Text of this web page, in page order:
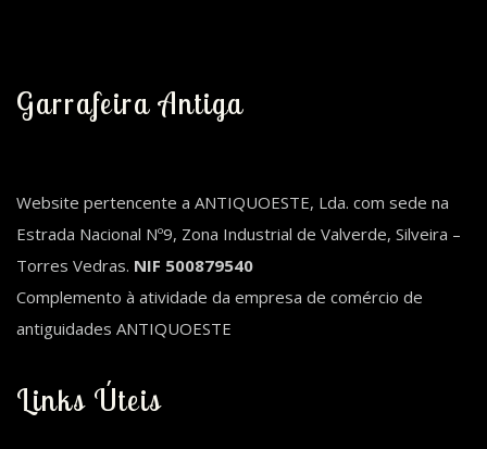
Garrafeira Antiga
Website pertencente a ANTIQUOESTE, Lda. com sede na
Estrada Nacional Nº9, Zona Industrial de Valverde, Silveira –
Torres Vedras. NIF 500879540
Complemento à atividade da empresa de comércio de
antiguidades ANTIQUOESTE
Links Úteis